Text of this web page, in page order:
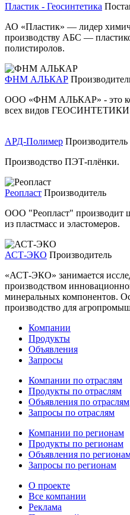
Пластик - Геосинтетика
АО «Пластик» — лидер
производству АБС —
полистиролов.
ФНМ АЛЬКАР
ООО «ФНМ АЛЬКАР» - это
всех видов
АРД-Полимер Производитель
Производство ПЭТ-плёнки.
Реопласт Производитель
ООО "Реопласт" производит
из пластмасс и эластомеров.
АСТ-ЭКО Производитель
«АСТ-ЭКО» занимается
производством
минеральных компонентов.
производство для
Компании
Продукты
Объявления
Запросы
Компании по отраслям
Продукты по отраслям
Объявления по отраслям
Запросы по отраслям
Компании по регионам
Продукты по регионам
Объявления по
Запросы по регионам
О проекте
Все компании
Реклама